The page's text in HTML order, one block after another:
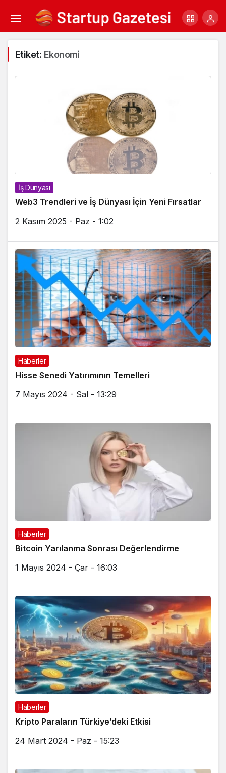
Etiket: Ekonomi
İş Dünyası
Web3 Trendleri ve İş Dünyası İçin Yeni Fırsatlar
2 Kasım 2025 - Paz - 1:02
Haberler
Hisse Senedi Yatırımının Temelleri
7 Mayıs 2024 - Sal - 13:29
Haberler
Bitcoin Yarılanma Sonrası Değerlendirme
1 Mayıs 2024 - Çar - 16:03
Haberler
Kripto Paraların Türkiye’deki Etkisi
24 Mart 2024 - Paz - 15:23